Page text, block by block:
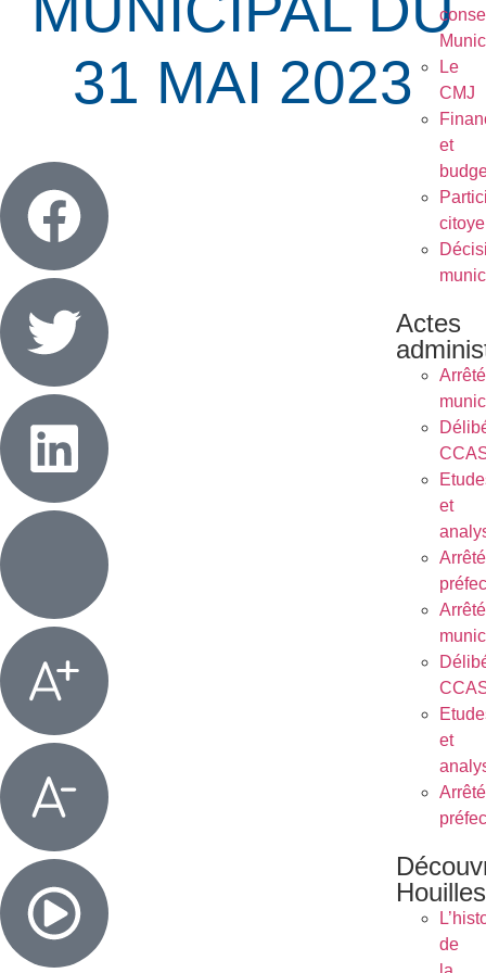
Le
CMJ
et
Actes
et
et
Houilles
de
31 MAI 2023